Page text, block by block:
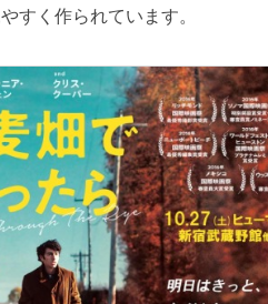
すく作られています。